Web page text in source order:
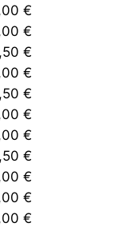
€
€
€
€
€
€
€
€
€
€
€